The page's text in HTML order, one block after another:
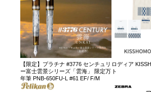
【限定】プラチナ #3776 センチュリ
ー富士雲景シリーズ「雲海」 限定万
年筆 PNB-650FU-L #61 EF/ F/M
ロディア
ト